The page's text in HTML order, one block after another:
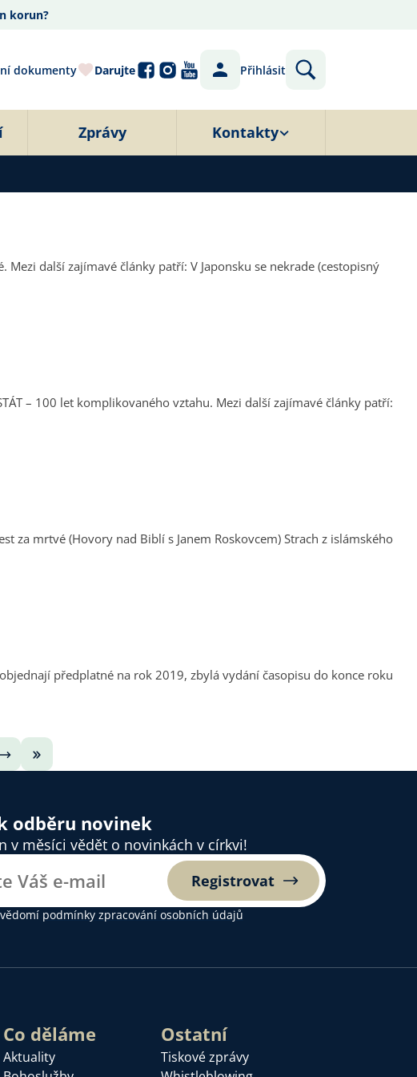
korun?
dokumenty Darujte Přihlásit
Zprávy Kontakty
vztahu. Mezi další zajímavé články patří:
předplatné na rok 2019, zbylá vydání časopisu do konce roku
odběru novinek
v měsíci vědět o novinkách v církvi!
Registrovat
podmínky zpracování osobních údajů
Co děláme
Aktuality
Ostatní
Tiskové zprávy